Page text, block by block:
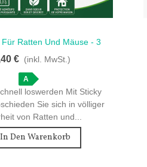
Für Ratten Und Mäuse - 3
Stück
€ (inkl. MwSt.)
A
loswerden Mit Sticky
Sie sich in völliger
von Ratten und...
In Den Warenkorb